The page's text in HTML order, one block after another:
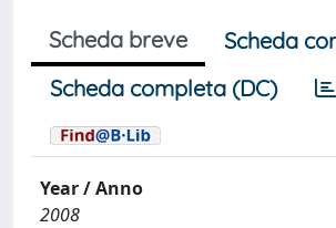
Scheda breve
Scheda
Scheda completa (DC)
Year / Anno
2008